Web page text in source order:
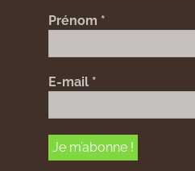
Prénom *
E-mail *